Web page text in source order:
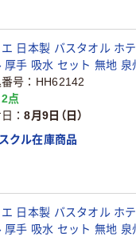
エ 日本製 バスタオル ホ
厚手 吸水 セット 無地
号
HH62142
2点
8月9日（日）
クル在庫商品
エ 日本製 バスタオル ホ
厚手 吸水 セット 無地